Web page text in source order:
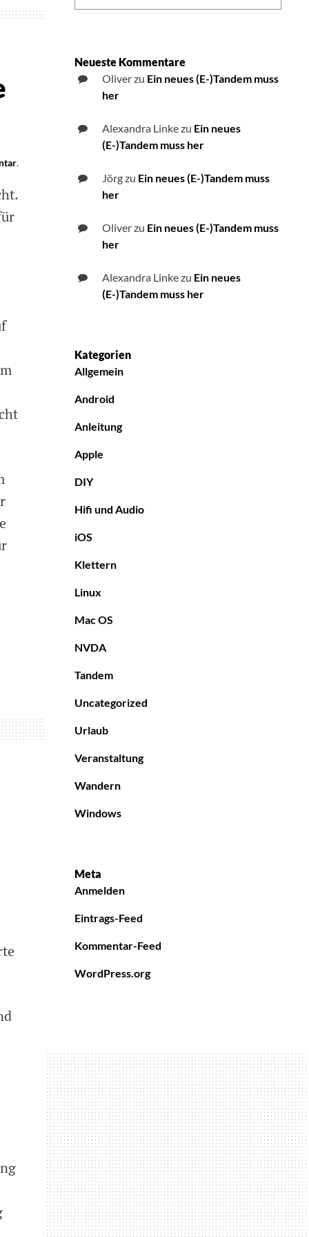
on
.
Neueste Kommentare
Oliverzu Ein neues (E-)Tandem muss
her
Alexandra Linkezu Ein neues
(E-)Tandem muss her
Jörgzu Ein neues (E-)Tandem muss
her
Oliverzu Ein neues (E-)Tandem muss
her
Alexandra Linkezu Ein neues
(E-)Tandem muss her
Kategorien
Allgemein
Android
Anleitung
Apple
DIY
Hifi und Audio
iOS
Klettern
Linux
Mac OS
NVDA
Tandem
Uncategorized
Urlaub
Veranstaltung
Wandern
Windows
Meta
Anmelden
Eintrags-Feed
Kommentar-Feed
WordPress.org